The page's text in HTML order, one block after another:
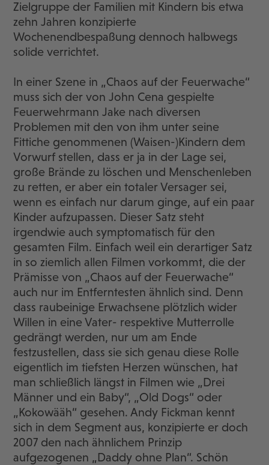
Zielgruppe der Familien mit Kindern bis etwa
zehn Jahren konzipierte
Wochenendbespaßung dennoch halbwegs
solide verrichtet.
In einer Szene in „Chaos auf der Feuerwache“
muss sich der von John Cena gespielte
Feuerwehrmann Jake nach diversen
Problemen mit den von ihm unter seine
Fittiche genommenen (Waisen-)Kindern dem
Vorwurf stellen, dass er ja in der Lage sei,
große Brände zu löschen und Menschenleben
zu retten, er aber ein totaler Versager sei,
wenn es einfach nur darum ginge, auf ein paar
Kinder aufzupassen. Dieser Satz steht
irgendwie auch symptomatisch für den
gesamten Film. Einfach weil ein derartiger Satz
in so ziemlich allen Filmen vorkommt, die der
Prämisse von „Chaos auf der Feuerwache“
auch nur im Entferntesten ähnlich sind. Denn
dass raubeinige Erwachsene plötzlich wider
Willen in eine Vater- respektive Mutterrolle
gedrängt werden, nur um am Ende
festzustellen, dass sie sich genau diese Rolle
eigentlich im tiefsten Herzen wünschen, hat
man schließlich längst in Filmen wie „Drei
Männer und ein Baby“, „Old Dogs“ oder
„Kokowääh“ gesehen. Andy Fickman kennt
sich in dem Segment aus, konzipierte er doch
2007 den nach ähnlichem Prinzip
aufgezogenen „Daddy ohne Plan“. Schön